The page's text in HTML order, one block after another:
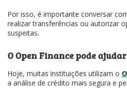
Por isso, é importante conversar
realizar transferências ou autorizar
suspeitas.
O Open Finance pode
Hoje, muitas instituições utilizam o
a análise de crédito mais segura e